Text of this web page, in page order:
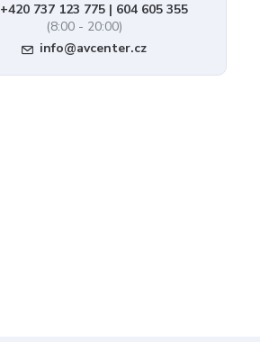
+420 737 123 775 | 604 605 355
(8:00 - 20:00)
info@avcenter.cz